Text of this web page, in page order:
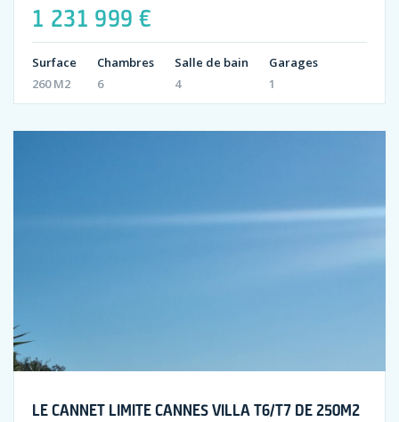
1 231 999 €
Surface
260 M2
Chambres
6
Salle de bain
4
Garages
1
LE CANNET LIMITE CANNES VILLA T6/T7 DE 250M2